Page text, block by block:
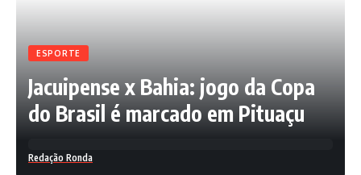
ESPORTE
Jacuipense x Bahia: jogo da Copa
do Brasil é marcado em Pituaçu
Redação Ronda